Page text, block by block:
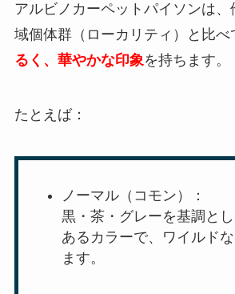
アルビノカーペットパイソンは
域個体群（ローカリティ）と比べ
るく、華やかな印象を持ちます。
たとえば：
ノーマル（コモン）：
黒・茶・グレーを基調と
あるカラーで、ワイルド
ます。